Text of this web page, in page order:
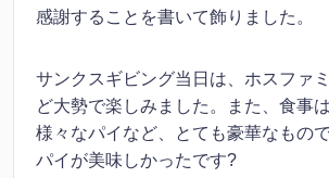
感謝することを書いて飾りました。
サンクスギビング当日は、ホスファ
ど大勢で楽しみました。また、食事
様々なパイなど、とても豪華なもの
パイが美味しかったです?